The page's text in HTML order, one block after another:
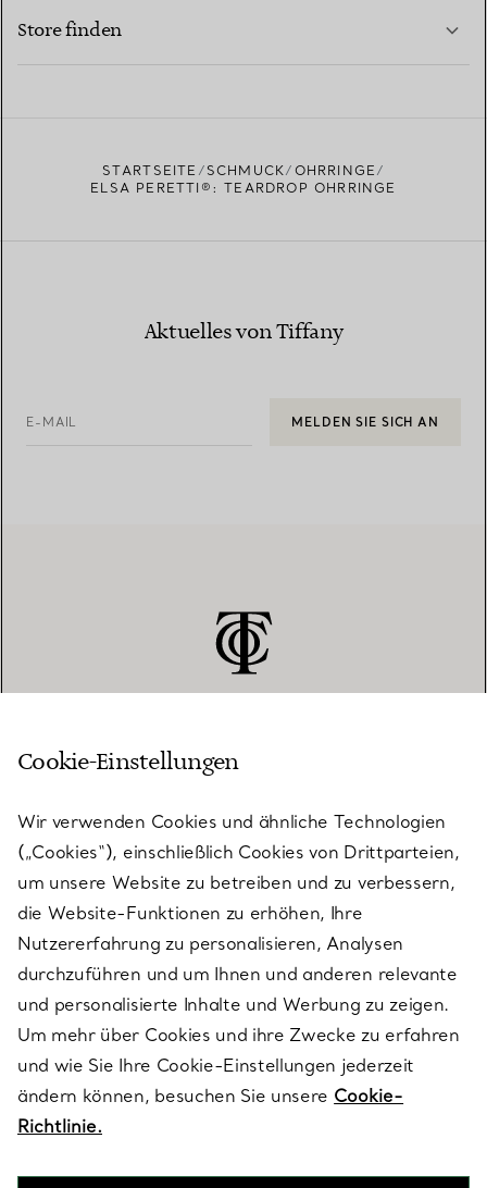
Store finden
STARTSEITE SCHMUCK
OHRRINGE
ELSA PERETTI®: TEARDROP OHRRINGE
Aktuelles von Tiffany
E-MAIL MELDEN SIE SICH AN
KUNDENSERVICE
SERVICES
ÜBER TIFFANY & CO.
RECHTLICHE HINWEISE
FOLGEN SIE UNS
Cookie-Einstellungen
Wir verwenden Cookies und ähnliche Technologien
(„Cookies“), einschließlich Cookies von Drittparteien,
um unsere Website zu betreiben und zu verbessern,
die Website-Funktionen zu erhöhen, Ihre
Nutzererfahrung zu personalisieren, Analysen
durchzuführen und um Ihnen und anderen relevante
und personalisierte Inhalte und Werbung zu zeigen.
Um mehr über Cookies und ihre Zwecke zu erfahren
und wie Sie Ihre Cookie-Einstellungen jederzeit
ändern können, besuchen Sie unsere Cookie-
Richtlinie.